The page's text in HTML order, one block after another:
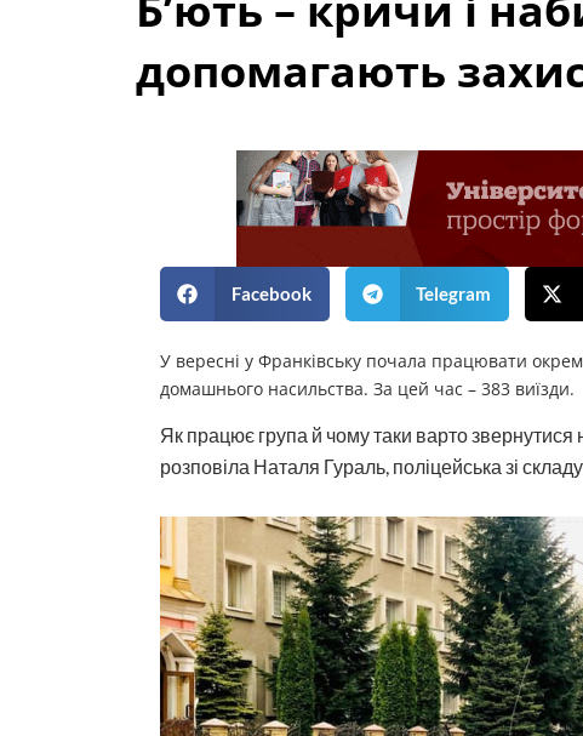
допомагають
Facebook Telegram
У вересні у Франківську почала працювати
домашнього насильства. За цей час – 383 виїзди.
Як працює група й чому таки варто звернутися
розповіла Наталя Гураль, поліцейська зі